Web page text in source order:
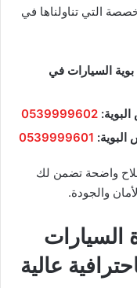
التي تناولناها في
السيارات في
0539999602
0539999601
واضحة تضمن لك
والجودة.
عالية